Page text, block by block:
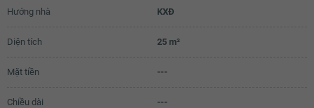
5.33 tỷ
Hướng nhà KXĐ
Diện tích 25 m²
Mặt tiền ---
Chiều dài ---